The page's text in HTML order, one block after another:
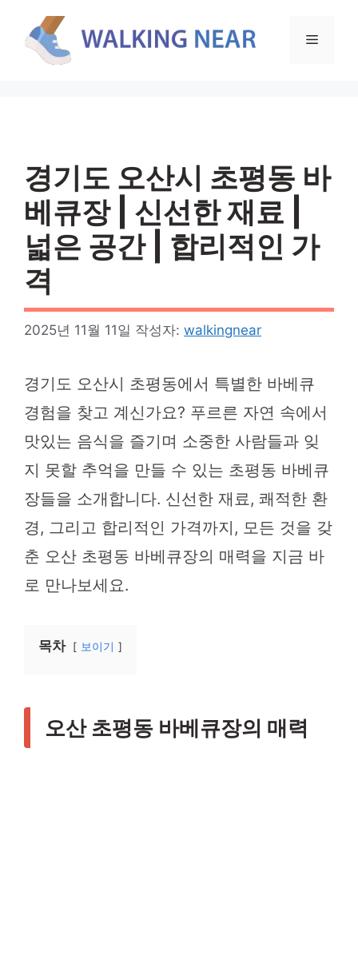
메
경기도 오산시 초평동 바
베큐장 | 신선한 재료 |
넓은 공간 | 합리적인 가
격
2025년 11월 11일 작성자: walkingnear
경기도 오산시 초평동에서 특별한 바베큐
경험을 찾고 계신가요? 푸르른 자연 속에서
맛있는 음식을 즐기며 소중한 사람들과 잊
지 못할 추억을 만들 수 있는 초평동 바베큐
장들을 소개합니다. 신선한 재료, 쾌적한 환
경, 그리고 합리적인 가격까지, 모든 것을 갖
춘 오산 초평동 바베큐장의 매력을 지금 바
로 만나보세요.
목차 보이기
오산 초평동 바베큐장의 매력